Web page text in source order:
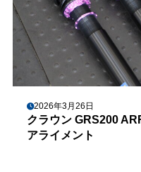
2026年3月26日
クラウン GRS200
アライメント